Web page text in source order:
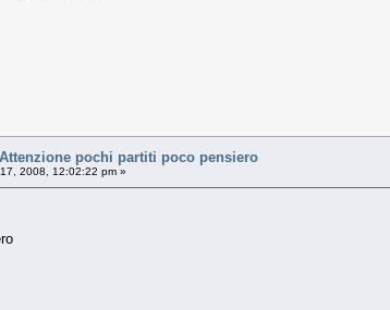
Attenzione pochi partiti poco pensiero
2008, 12:02:22 pm »